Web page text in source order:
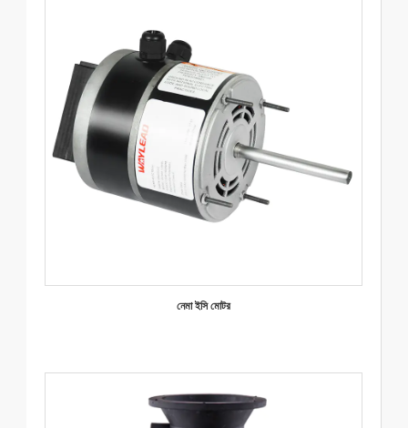
নেমা ইসি মোটর